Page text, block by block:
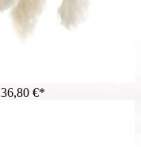
36,80 €*